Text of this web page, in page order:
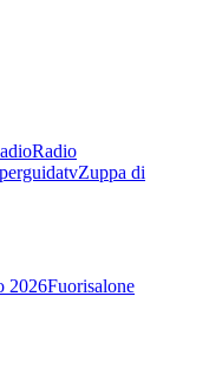
Radio
Zuppa di
2026Fuorisalone